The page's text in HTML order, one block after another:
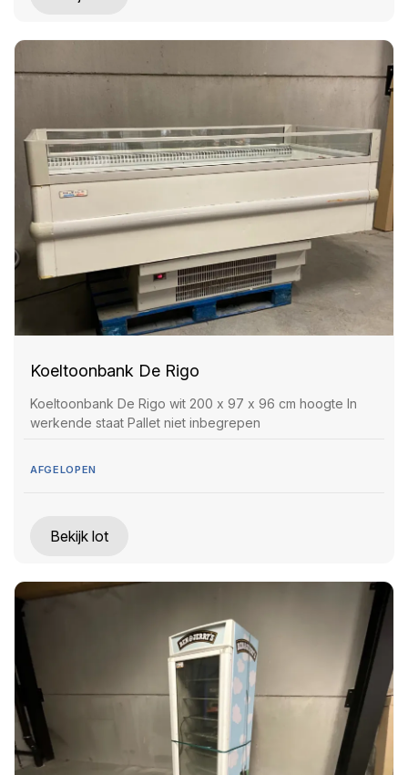
Koeltoonbank De Rigo
Koeltoonbank De Rigo wit 200 x 97 x 96 cm hoogte In
werkende staat Pallet niet inbegrepen
AFGELOPEN
Bekijk lot